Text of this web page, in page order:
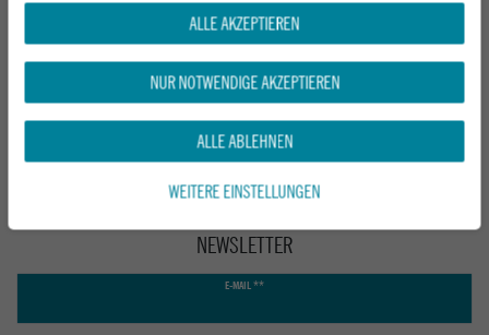
VERSAND
GEPRÜFTE SICHERHEIT
NEWSLETTER
E-MAIL **
ALLE AKZEPTIEREN
NUR NOTWENDIGE AKZEPTIEREN
ALLE ABLEHNEN
WEITERE EINSTELLUNGEN